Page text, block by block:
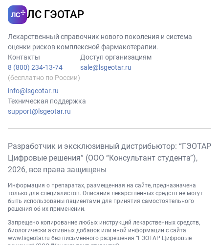
ЛС ГЭОТАР
Лекарственный справочник нового поколения и система
оценки рисков комплексной фармакотерапии.
Контакты
8 (800) 234-13-74
(бесплатно по России)
info@lsgeotar.ru
Доступ организациям
sale@lsgeotar.ru
Техническая поддержка
support@lsgeotar.ru
Разработчик и эксклюзивный дистрибьютор: “ГЭОТАР
Цифровые решения” (ООО “Консультант студента”),
2026, все права защищены
Информация о препаратах, размещенная на сайте, предназначена
только для специалистов. Описания лекарственных средств не могут
быть использованы пациентами для принятия самостоятельного
решения об их применении.
Запрещено копирование любых инструкций лекарственных средств,
биологически активных добавок или иной информации с сайта
www.lsgeotar.ru без письменного разрешения “ГЭОТАР Цифровые